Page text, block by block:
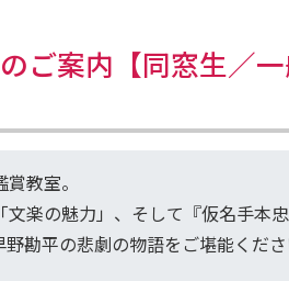
ご案内【同窓生／一
教室。
楽の魅力」、そして『仮名手本忠
勘平の悲劇の物語をご堪能くださ